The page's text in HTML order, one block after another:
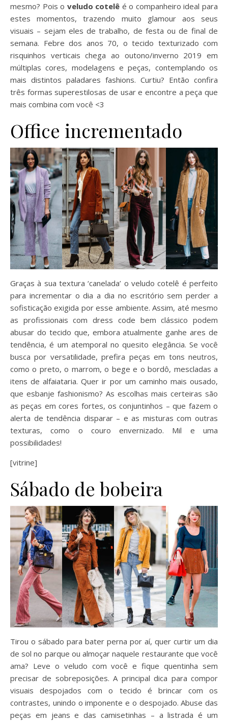
mesmo? Pois o veludo cotelê é o companheiro ideal para
estes momentos, trazendo muito glamour aos seus
visuais – sejam eles de trabalho, de festa ou de final de
semana. Febre dos anos 70, o tecido texturizado com
risquinhos verticais chega ao outono/inverno 2019 em
múltiplas cores, modelagens e peças, contemplando os
mais distintos paladares fashions. Curtiu? Então confira
três formas superestilosas de usar e encontre a peça que
mais combina com você <3
Office incrementado
Graças à sua textura ‘canelada’ o veludo cotelê é perfeito
para incrementar o dia a dia no escritório sem perder a
sofisticação exigida por esse ambiente. Assim, até mesmo
as profissionais com dress code bem clássico podem
abusar do tecido que, embora atualmente ganhe ares de
tendência, é um atemporal no quesito elegância. Se você
busca por versatilidade, prefira peças em tons neutros,
como o preto, o marrom, o bege e o bordô, mescladas a
itens de alfaiataria. Quer ir por um caminho mais ousado,
que esbanje fashionismo? As escolhas mais certeiras são
as peças em cores fortes, os conjuntinhos – que fazem o
alerta de tendência disparar – e as misturas com outras
texturas, como o couro envernizado. Mil e uma
possibilidades!
[vitrine]
Sábado de bobeira
Tirou o sábado para bater perna por aí, quer curtir um dia
de sol no parque ou almoçar naquele restaurante que você
ama? Leve o veludo com você e fique quentinha sem
precisar de sobreposições. A principal dica para compor
visuais despojados com o tecido é brincar com os
contrastes, unindo o imponente e o despojado. Abuse das
peças em jeans e das camisetinhas – a listrada é um